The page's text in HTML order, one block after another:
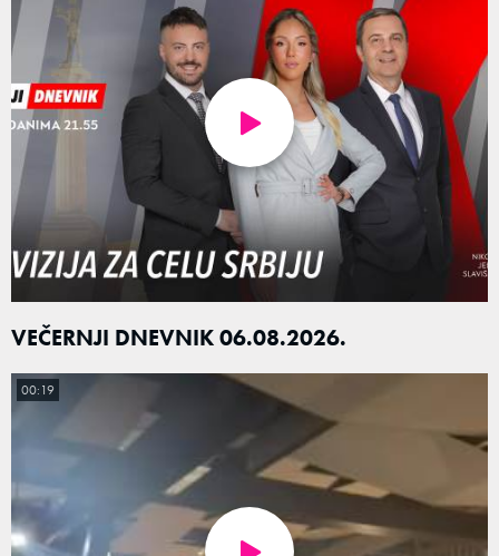
VEČERNJI DNEVNIK 06.08.2026.
00:19